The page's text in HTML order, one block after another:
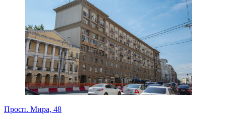
Просп. Мира, 48